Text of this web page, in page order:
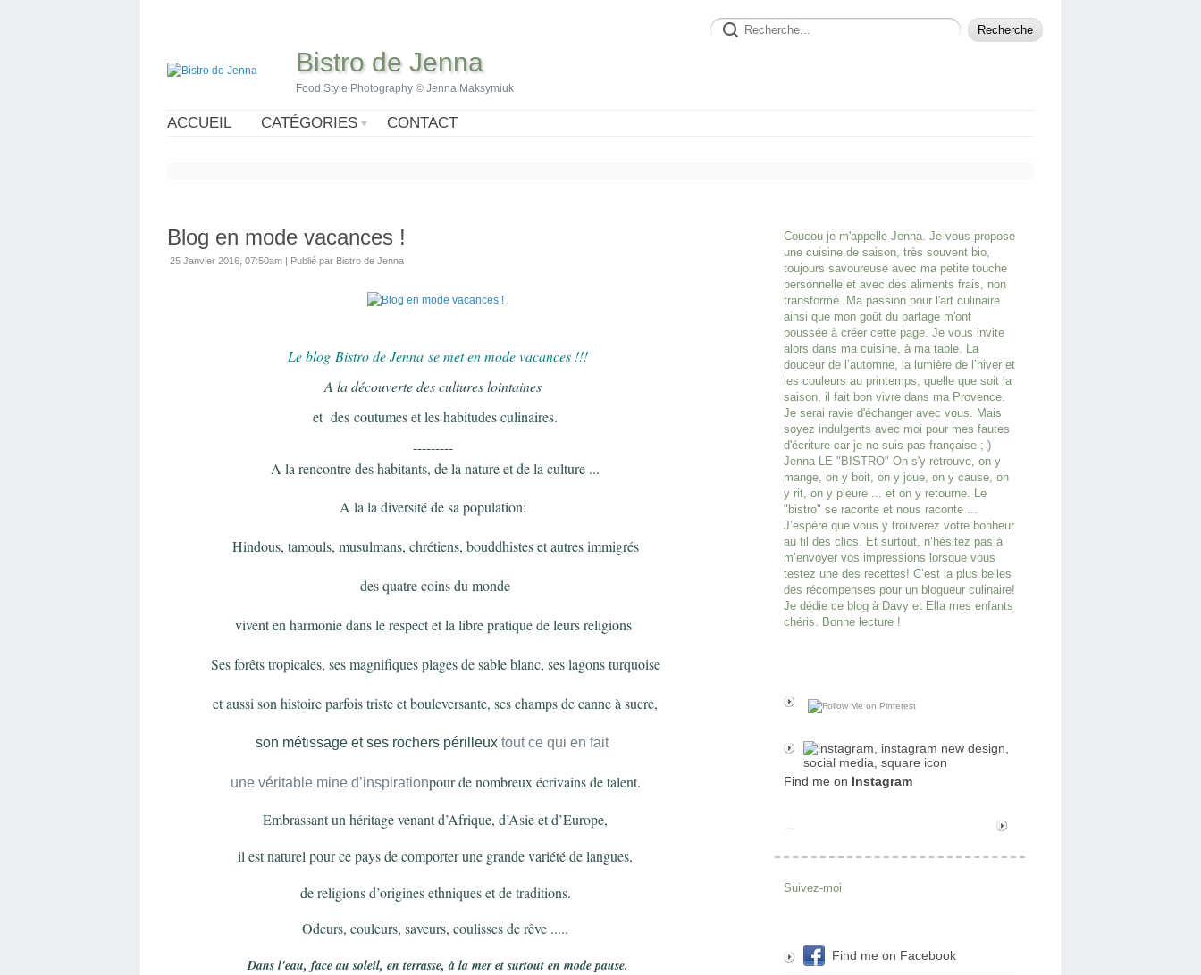
Bistro de Jenna
Food Style Photography © Jenna Maksymiuk
ACCUEIL CATÉGORIES CONTACT
Blog en mode vacances !
25 Janvier 2016, 07:50am | Publié par Bistro de Jenna
Le blog Bistro de Jennase met en mode vacances !!!
A la découverte des cultures lointaines
et des coutumes et les habitudes culinaires.
---------
A la rencontre des habitants, de la nature et de la culture ...
A la la diversité de sa population:
Hindous, tamouls, musulmans, chrétiens, bouddhistes et autres immigrés
des quatre coins du monde
vivent en harmonie dans le respect et la libre pratique de leurs religions
Ses forêts tropicales, ses magnifiques plages de sable blanc, ses lagons turquoise
et aussi son histoire parfois triste et bouleversante, ses champs de canne à sucre,
son métissage et ses rochers périlleux tout ce qui en fait
une véritable mine d’inspirationpour de nombreux écrivains de talent.
Embrassant un héritage venant d’Afrique, d’Asie et d’Europe,
il est naturel pour ce pays de comporter une grande variété de langues,
de religions d’origines ethniques et de traditions.
Odeurs, couleurs, saveurs, coulisses de rêve .....
Dans l'eau, face au soleil, en terrasse, à la mer et surtout en mode pause.
Coucou je m'appelle Jenna. Je vous propose
une cuisine de saison, très souvent bio,
toujours savoureuse avec ma petite touche
personnelle et avec des aliments frais, non
transformé. Ma passion pour l'art culinaire
ainsi que mon goût du partage m'ont
poussée à créer cette page. Je vous invite
alors dans ma cuisine, à ma table. La
douceur de l’automne, la lumière de l’hiver et
les couleurs au printemps, quelle que soit la
saison, il fait bon vivre dans ma Provence.
Je serai ravie d'échanger avec vous. Mais
soyez indulgents avec moi pour mes fautes
d'écriture car je ne suis pas française ;-)
Jenna LE "BISTRO" On s'y retrouve, on y
mange, on y boit, on y joue, on y cause, on
y rit, on y pleure ... et on y retourne. Le
"bistro" se raconte et nous raconte ...
J’espère que vous y trouverez votre bonheur
au fil des clics. Et surtout, n’hésitez pas à
m’envoyer vos impressions lorsque vous
testez une des recettes! C’est la plus belles
des récompenses pour un blogueur culinaire!
Je dédie ce blog à Davy et Ella mes enfants
chéris. Bonne lecture !
Find me on Instagram
Suivez-moi
Find me on Facebook